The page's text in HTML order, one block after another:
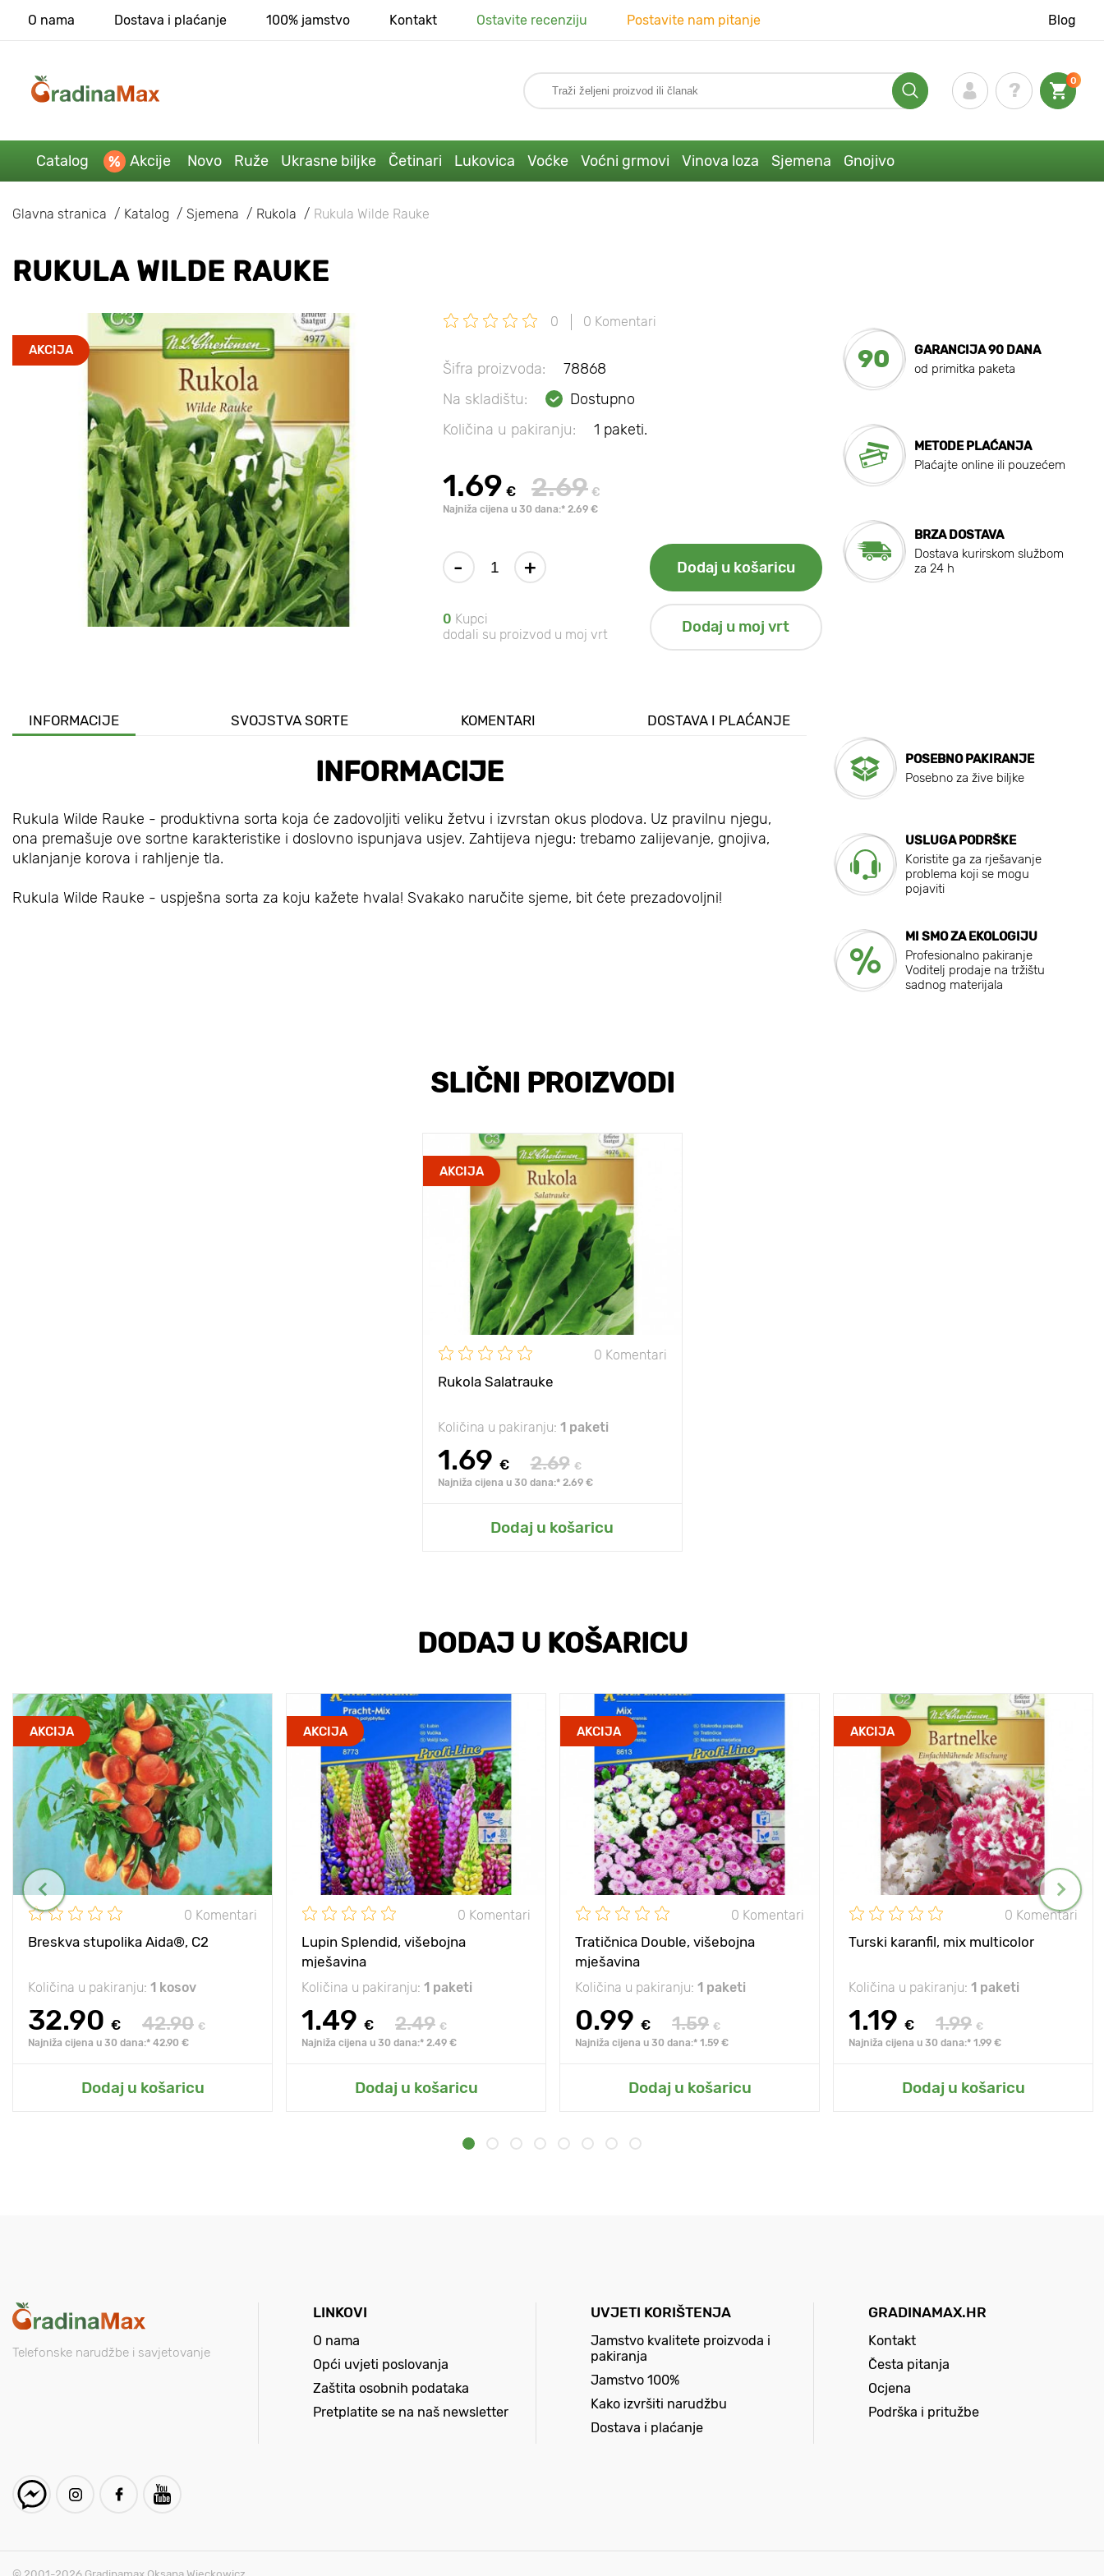
O nama Dostava i plaćanje 100% jamstvo Kontakt Ostavite recenziju Postavite nam pitanje Blog
0
Catalog Akcije Novo Ruže Ukrasne biljke Četinari Lukovica Voćke Voćni grmovi Vinova loza Sjemena Gnojivo
Glavna stranica Katalog Sjemena Rukola Rukula Wilde Rauke
RUKULA WILDE RAUKE
AKCIJA
0 0 Komentari
Šifra proizvoda:
78868
Na skladištu:
Dostupno
Količina u pakiranju:
1 paketi.
1.69 € 2.69 €
Najniža cijena u 30 dana:* 2.69 €
- + Dodaj u košaricu
0 Kupci
dodali su proizvod u moj vrt
Dodaj u moj vrt
90
GARANCIJA 90 DANA
od primitka paketa
METODE PLAĆANJA
Plaćajte online ili pouzećem
BRZA DOSTAVA
Dostava kurirskom službom
za 24 h
INFORMACIJE SVOJSTVA SORTE KOMENTARI DOSTAVA I PLAĆANJE
INFORMACIJE
Rukula Wilde Rauke - produktivna sorta koja će zadovoljiti veliku žetvu i izvrstan okus plodova. Uz pravilnu njegu,
ona premašuje ove sortne karakteristike i doslovno ispunjava usjev. Zahtijeva njegu: trebamo zalijevanje, gnojiva,
uklanjanje korova i rahljenje tla.
Rukula Wilde Rauke - uspješna sorta za koju kažete hvala! Svakako naručite sjeme, bit ćete prezadovoljni!
POSEBNO PAKIRANJE
Posebno za žive biljke
USLUGA PODRŠKE
Koristite ga za rješavanje
problema koji se mogu
pojaviti
MI SMO ZA EKOLOGIJU
Profesionalno pakiranje
Voditelj prodaje na tržištu
sadnog materijala
SLIČNI PROIZVODI
AKCIJA
0 Komentari
Rukola Salatrauke
Količina u pakiranju: 1 paketi
1.69 € 2.69 €
Najniža cijena u 30 dana:* 2.69 €
Dodaj u košaricu
DODAJ U KOŠARICU
AKCIJA
0 Komentari
Breskva stupolika Aida®, C2
Količina u pakiranju: 1 kosov
32.90 € 42.90 €
Najniža cijena u 30 dana:* 42.90 €
Dodaj u košaricu
AKCIJA
0 Komentari
Lupin Splendid, višebojna
mješavina
Količina u pakiranju: 1 paketi
1.49 € 2.49 €
Najniža cijena u 30 dana:* 2.49 €
Dodaj u košaricu
AKCIJA
0 Komentari
Tratičnica Double, višebojna
mješavina
Količina u pakiranju: 1 paketi
0.99 € 1.59 €
Najniža cijena u 30 dana:* 1.59 €
Dodaj u košaricu
AKCIJA
0 Komentari
Turski karanfil, mix multicolor
Količina u pakiranju: 1 paketi
1.19 € 1.99 €
Najniža cijena u 30 dana:* 1.99 €
Dodaj u košaricu
Telefonske narudžbe i savjetovanje
LINKOVI
O nama
Opći uvjeti poslovanja
Zaštita osobnih podataka
Pretplatite se na naš newsletter
UVJETI KORIŠTENJA
Jamstvo kvalitete proizvoda i
pakiranja
Jamstvo 100%
Kako izvršiti narudžbu
Dostava i plaćanje
GRADINAMAX.HR
Kontakt
Česta pitanja
Ocjena
Podrška i pritužbe